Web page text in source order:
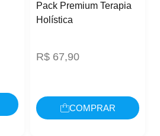
Pack Premium Terapia
Holística
R$ 67,90
COMPRAR